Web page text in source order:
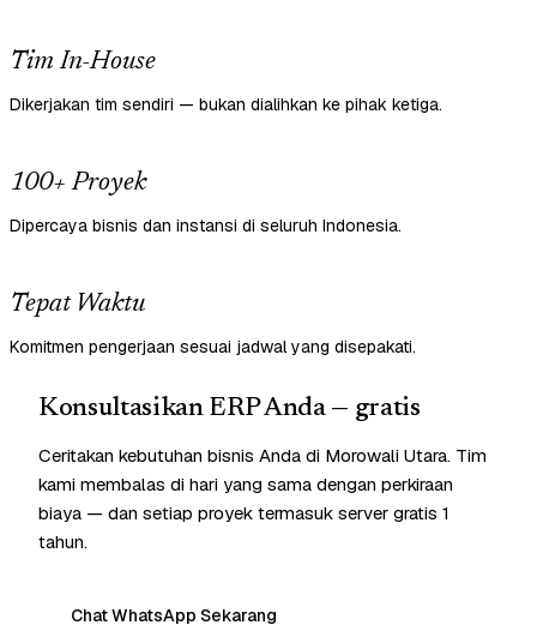
Tim In-House
Dikerjakan tim sendiri — bukan dialihkan ke pihak ketiga.
100+ Proyek
Dipercaya bisnis dan instansi di seluruh Indonesia.
Tepat Waktu
Komitmen pengerjaan sesuai jadwal yang disepakati.
Konsultasikan ERP Anda — gratis
Ceritakan kebutuhan bisnis Anda di Morowali Utara. Tim
kami membalas di hari yang sama dengan perkiraan
biaya — dan setiap proyek termasuk server gratis 1
tahun.
Chat WhatsApp Sekarang